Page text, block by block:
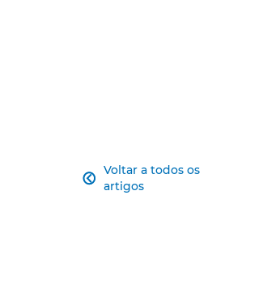
Voltar a todos os
artigos
